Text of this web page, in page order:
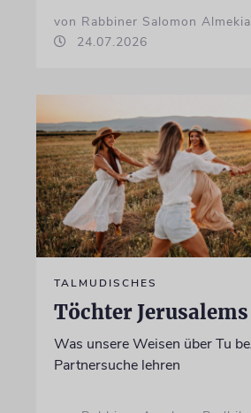
von Rabbiner Salomon
24.07.2026
TALMUDISCHES
Töchter Jerusalems
Was unsere Weisen über Tu
Partnersuche lehren